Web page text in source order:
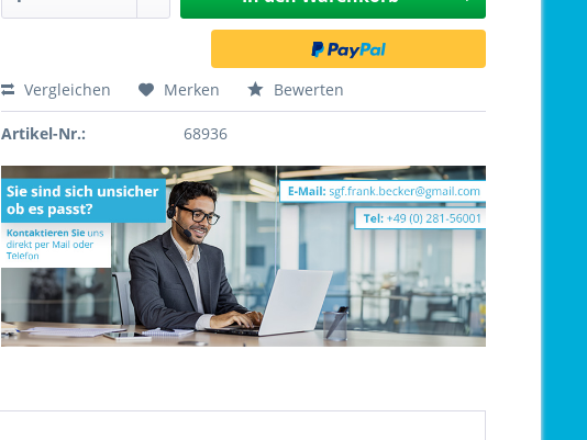
Vergleichen Merken Bewerten
Artikel-Nr.: 68936